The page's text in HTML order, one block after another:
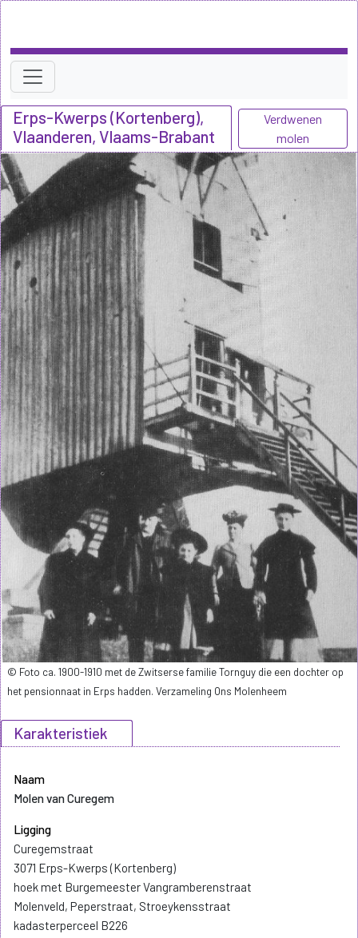
Erps-Kwerps (Kortenberg),
Vlaanderen, Vlaams-Brabant
Verdwenen
molen
Karakteristiek
Naam
Molen van Curegem
Ligging
Curegemstraat
3071 Erps-Kwerps (Kortenberg)
hoek met Burgemeester Vangramberenstraat
Molenveld, Peperstraat, Stroeykensstraat
kadasterperceel B226
© Foto ca. 1900-1910 met de Zwitserse familie Tornguy die een dochter op
het pensionnaat in Erps hadden. Verzameling Ons Molenheem